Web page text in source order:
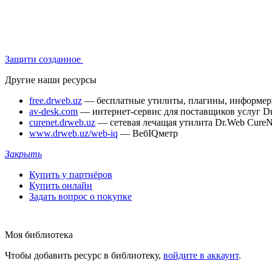
Защити созданное
Другие наши ресурсы
free.drweb.uz — бесплатные утилиты, плагины,
av-desk.com — интернет-сервис для поставщиков услуг
curenet.drweb.uz — сетевая лечащая утилита Dr.Web
www.drweb.uz/web-iq — ВебIQметр
Закрыть
Купить у партнёров
Купить онлайн
Задать вопрос о покупке
Моя библиотека
Чтобы добавить ресурс в библиотеку, войдите в аккаунт.